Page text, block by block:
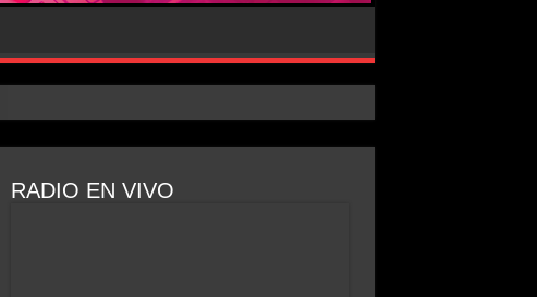
RADIO EN VIVO